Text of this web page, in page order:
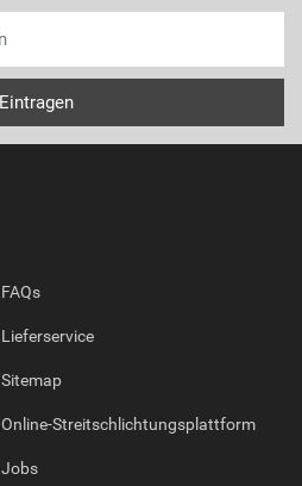
FAQs
Lieferservice
Sitemap
Online-Streitschlichtungsplattform
Jobs